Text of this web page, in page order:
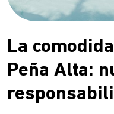
La
Peña Alta: